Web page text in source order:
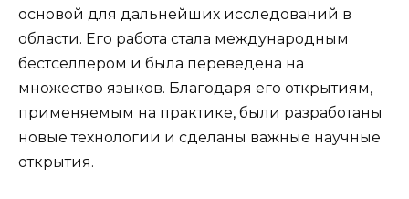
основой для дальнейших исследований в
области. Его работа стала международным
бестселлером и была переведена на
множество языков. Благодаря его открытиям,
применяемым на практике, были разработаны
новые технологии и сделаны важные научные
открытия.